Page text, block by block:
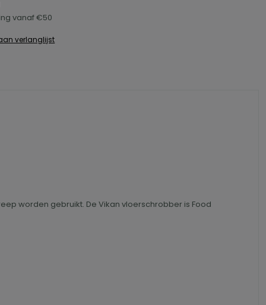
vanaf €50
verlanglijst
worden gebruikt. De Vikan vloerschrobber is Food